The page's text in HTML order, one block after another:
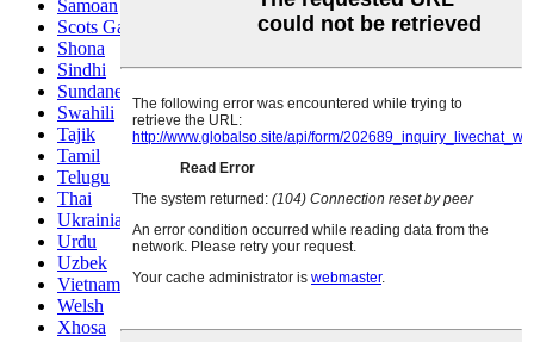
Samoan
Scots Gaelic
Shona
Sindhi
Sundanese
Swahili
Tajik
Tamil
Telugu
Thai
Ukrainian
Urdu
Uzbek
Vietnamese
Welsh
Xhosa